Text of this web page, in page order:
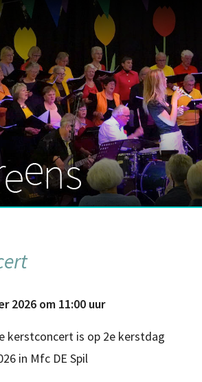
2026 om 11:00 uur
kerstconcert is op 2e kerstdag
in Mfc DE Spil